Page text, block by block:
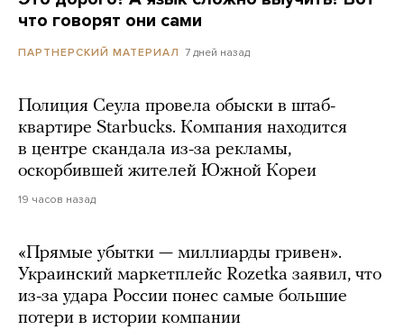
что говорят они сами
ПАРТНЕРСКИЙ МАТЕРИАЛ 7 дней назад
Полиция Сеула провела обыски в штаб-
квартире Starbucks. Компания находится
в центре скандала из-за рекламы,
оскорбившей жителей Южной Кореи
19 часов назад
«Прямые убытки — миллиарды гривен».
Украинский маркетплейс Rozetka заявил, что
из-за удара России понес самые большие
потери в истории компании